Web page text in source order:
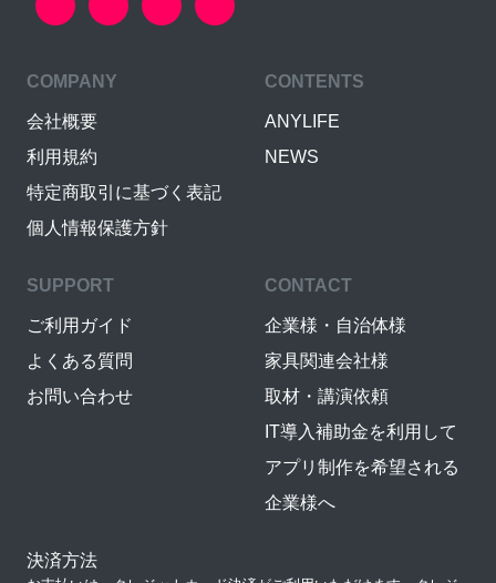
COMPANY
会社概要
利用規約
特定商取引に基づく表記
個人情報保護方針
CONTENTS
ANYLIFE
NEWS
SUPPORT
ご利用ガイド
よくある質問
お問い合わせ
CONTACT
企業様・自治体様
家具関連会社様
取材・講演依頼
IT導入補助金を利用して
アプリ制作を希望される
企業様へ
決済方法